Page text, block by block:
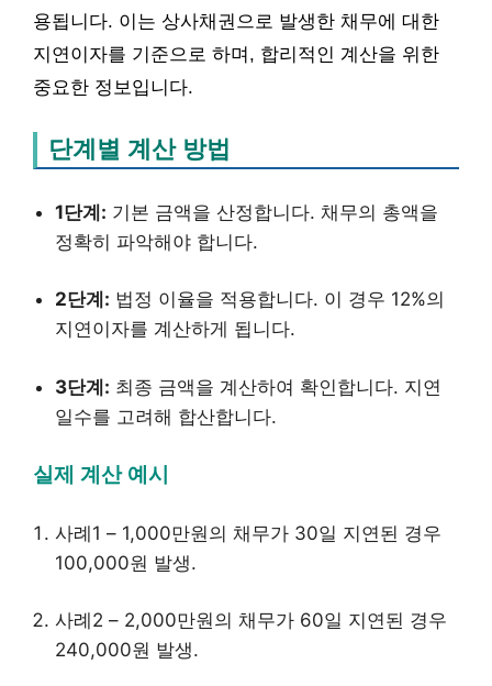
용됩니다. 이는 상사채권으로 발생한 채무에 대한
지연이자를 기준으로 하며, 합리적인 계산을 위한
중요한 정보입니다.
단계별 계산 방법
1단계: 기본 금액을 산정합니다. 채무의 총액을
정확히 파악해야 합니다.
2단계: 법정 이율을 적용합니다. 이 경우 12%의
지연이자를 계산하게 됩니다.
3단계: 최종 금액을 계산하여 확인합니다. 지연
일수를 고려해 합산합니다.
실제 계산 예시
사례1 – 1,000만원의 채무가 30일 지연된 경우
100,000원 발생.
사례2 – 2,000만원의 채무가 60일 지연된 경우
240,000원 발생.